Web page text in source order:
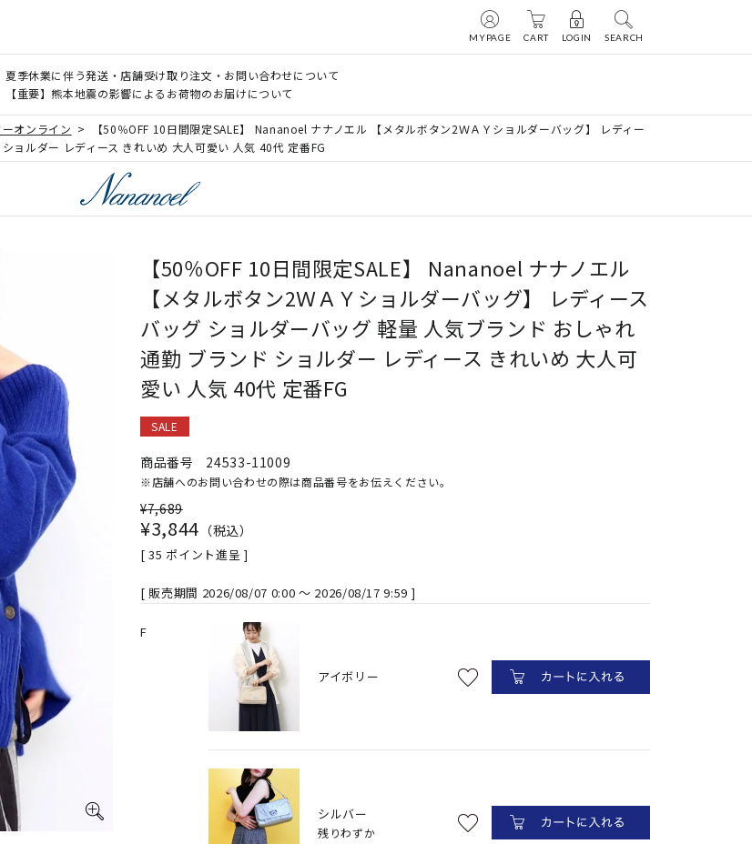
MYPAGE CART LOGIN SEARCH
夏季休業に伴う発送・店舗受け取り注文・お問い合わせについて
【重要】熊本地震の影響によるお荷物のお届けについて
オンライン
【50％OFF 10日間限定SALE】 Nananoel ナナノエル 【メタルボタン2ＷＡＹショルダーバッグ】 レディー
ョルダー レディース きれいめ 大人可愛い 人気 40代 定番FG
【50％OFF 10日間限定SALE】 Nananoel ナナノエル
【メタルボタン2ＷＡＹショルダーバッグ】 レディース
バッグ ショルダーバッグ 軽量 人気ブランド おしゃれ
通勤 ブランド ショルダー レディース きれいめ 大人可
愛い 人気 40代 定番FG
SALE
商品番号 24533-11009
※店舗へのお問い合わせの際は商品番号をお伝えください。
¥7,689
¥3,844 税込
[ 35 ポイント進呈 ]
販売期間 2026/08/07 0:00 〜 2026/08/17 9:59
F
アイボリー
シルバー
残りわずか